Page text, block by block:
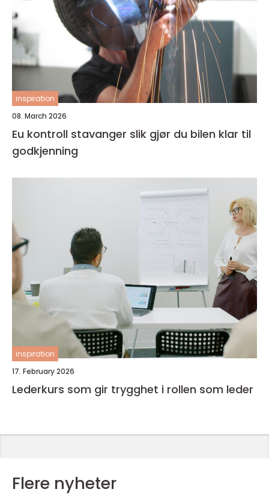
inspiration
08. March 2026
Eu kontroll stavanger slik gjør du bilen klar til
godkjenning
inspiration
17. February 2026
Lederkurs som gir trygghet i rollen som leder
Flere nyheter